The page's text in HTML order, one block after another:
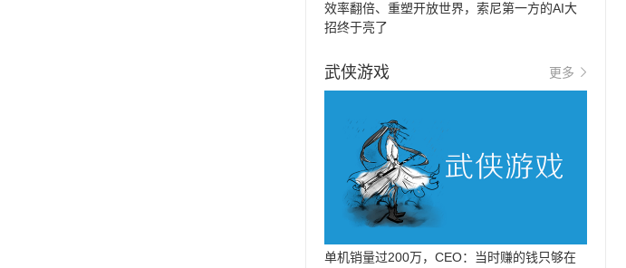
效率翻倍、重塑开放世界，索尼第一方的AI大
招终于亮了
武侠游戏 更多
单机销量过200万，CEO：当时赚的钱只够在